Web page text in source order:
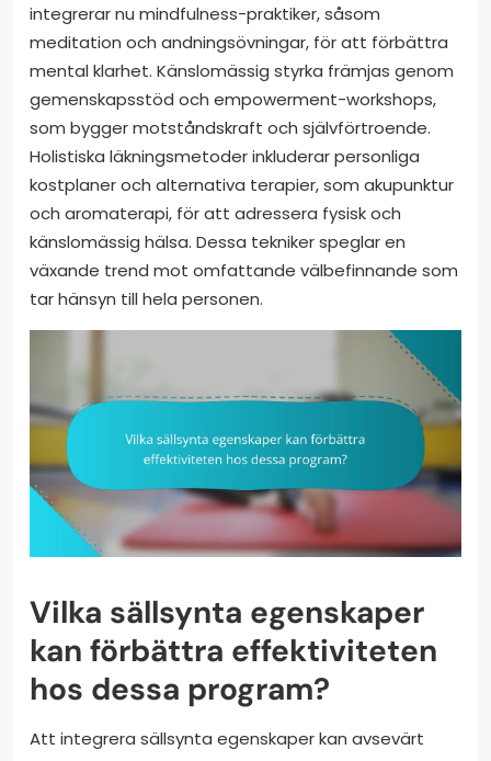
integrerar nu mindfulness-praktiker, såsom
meditation och andningsövningar, för att förbättra
mental klarhet. Känslomässig styrka främjas genom
gemenskapsstöd och empowerment-workshops,
som bygger motståndskraft och självförtroende.
Holistiska läkningsmetoder inkluderar personliga
kostplaner och alternativa terapier, som akupunktur
och aromaterapi, för att adressera fysisk och
känslomässig hälsa. Dessa tekniker speglar en
växande trend mot omfattande välbefinnande som
tar hänsyn till hela personen.
Vilka sällsynta egenskaper
kan förbättra effektiviteten
hos dessa program?
Att integrera sällsynta egenskaper kan avsevärt